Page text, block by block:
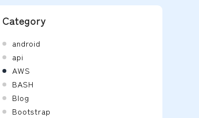
Category
android
api
AWS
BASH
Blog
Bootstrap